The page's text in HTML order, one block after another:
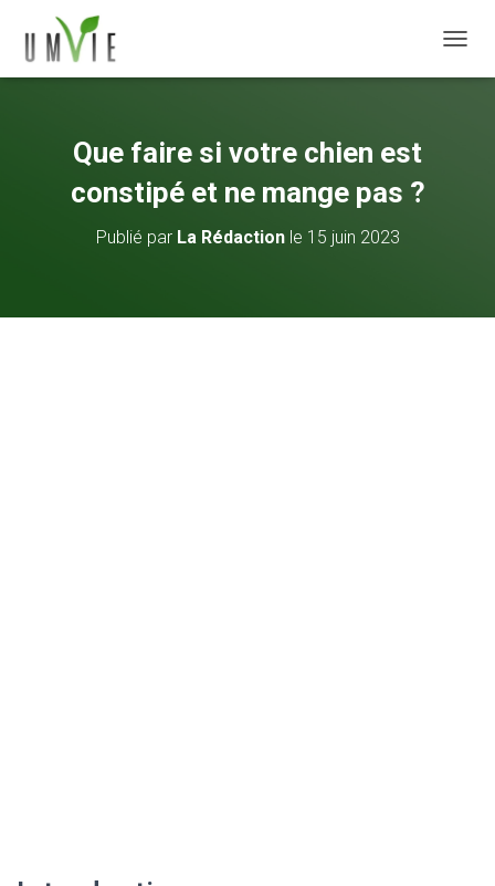
Que faire si votre chien est
constipé et ne mange pas ?
Publié par La Rédactionle 15 juin 2023